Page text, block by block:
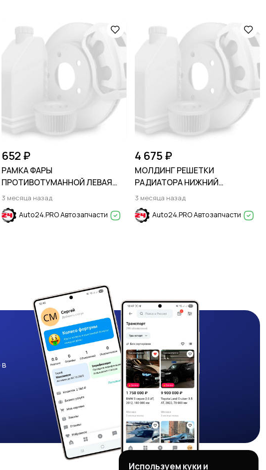
652 ₽
РАМКА ФАРЫ
ПРОТИВОТУМАННОЙ ЛЕВАЯ
ПОД ЛИНЗУ HYUNDAI SOLARIS
2020- / Solaris HS 24-
3 месяца назад
Auto24.PRO Автозапчасти
4 675 ₽
МОЛДИНГ РЕШЕТКИ
РАДИАТОРА НИЖНИЙ
СЕРЕБРИСТЫЙ FORD EXPLORER
2011-2015
3 месяца назад
Auto24.PRO Автозапчасти
Используем куки и